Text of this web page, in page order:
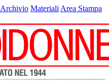
Archivio Materiali Area Stampa